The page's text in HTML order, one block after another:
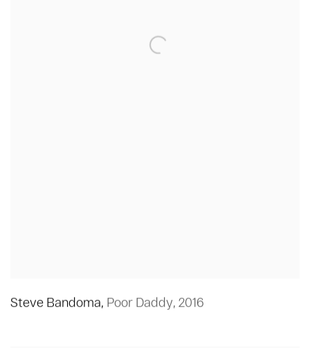
Steve Bandoma, Poor Daddy, 2016